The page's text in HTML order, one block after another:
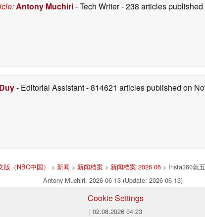
:Antony Muchiri- Tech Writer- 238 articles
- Editorial Assistant- 814621 articles published on
版（NBC中国） > 新闻 > 新闻档案 > 新闻档案 2026 06 > Insta360就
Antony Muchiri, 2026-06-13 (Update: 2026-06-13)
Cookie Settings
| 02.08.2026 04:23